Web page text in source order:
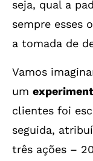
seja, qual a
sempre esses
a tomada de
Vamos
um
clientes foi
seguida,
três ações –